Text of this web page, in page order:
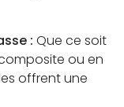
: Que ce soit
ou en
offrent une